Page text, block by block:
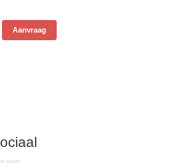
Aanvraag